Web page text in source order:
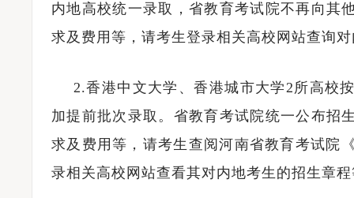
内地高校统一录取，省教育考试院不再向其
求及费用等，请考生登录相关高校网站查询
2.香港中文大学、香港城市大学2所高校
加提前批次录取。省教育考试院统一公布招
求及费用等，请考生查阅河南省教育考试院
录相关高校网站查看其对内地考生的招生章